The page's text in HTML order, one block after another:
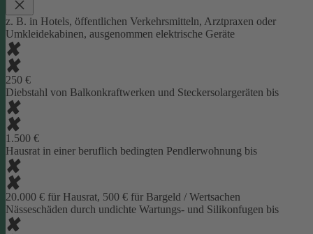
z. B. in Hotels, öffentlichen Verkehrsmitteln, Arztpraxen oder
Umkleidekabinen, ausgenommen elektrische Geräte
250 €
Diebstahl von Balkonkraftwerken und Steckersolargeräten bis
1.500 €
Hausrat in einer beruflich bedingten Pendlerwohnung bis
20.000 € für Hausrat, 500 € für Bargeld / Wertsachen
Nässeschäden durch undichte Wartungs- und Silikonfugen bis